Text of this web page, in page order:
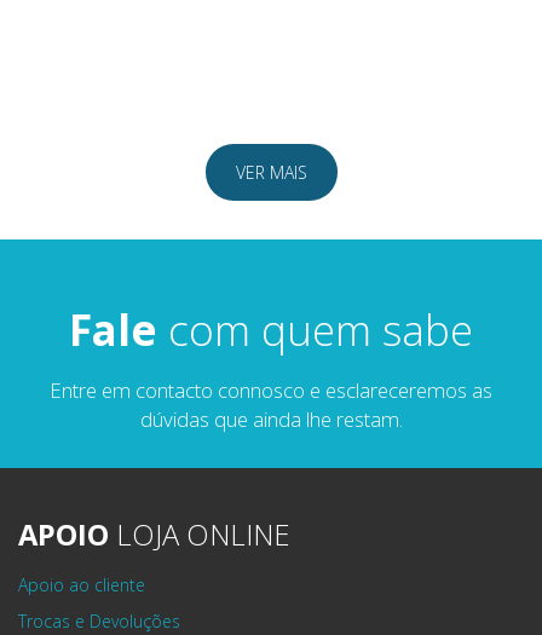
VER MAIS
Fale com quem sabe
Entre em contacto connosco e esclareceremos as
dúvidas que ainda lhe restam.
APOIO LOJA ONLINE
Apoio ao cliente
Trocas e Devoluções